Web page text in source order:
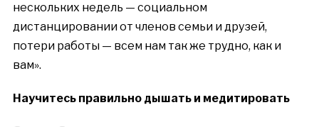
нескольких недель — социальном
дистанцировании от членов семьи и друзей,
потери работы — всем нам так же трудно, как и
вам».
Научитесь правильно дышать и медитировать